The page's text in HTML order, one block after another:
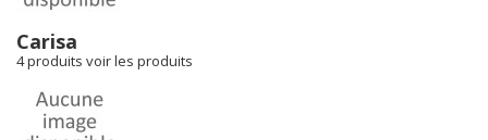
Carisa
4 produits voir les produits